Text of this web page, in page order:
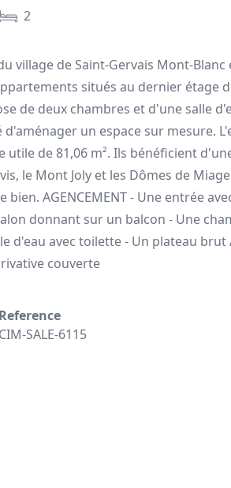
2
village de Saint-Gervais Mont-
situés au dernier étage
de deux chambres et d'une salle
un espace sur mesure.
utile de 81,06 m². Ils bénéficient
le Mont Joly et les Dômes de
AGENCEMENT - Une entrée
donnant sur un balcon - Une
d'eau avec toilette - Un plateau brut
couverte
Reference
CIM-SALE-6115